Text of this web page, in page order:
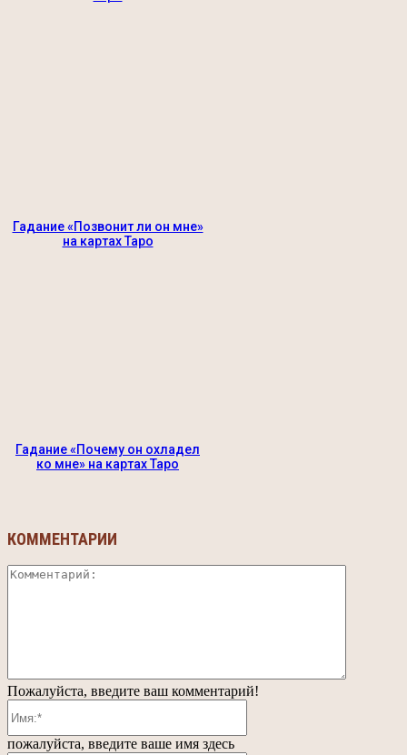
Гадание «Позвонит ли он мне»
на картах Таро
Гадание «Почему он охладел
ко мне» на картах Таро
КОММЕНТАРИИ
Пожалуйста, введите ваш комментарий!
пожалуйста, введите ваше имя здесь